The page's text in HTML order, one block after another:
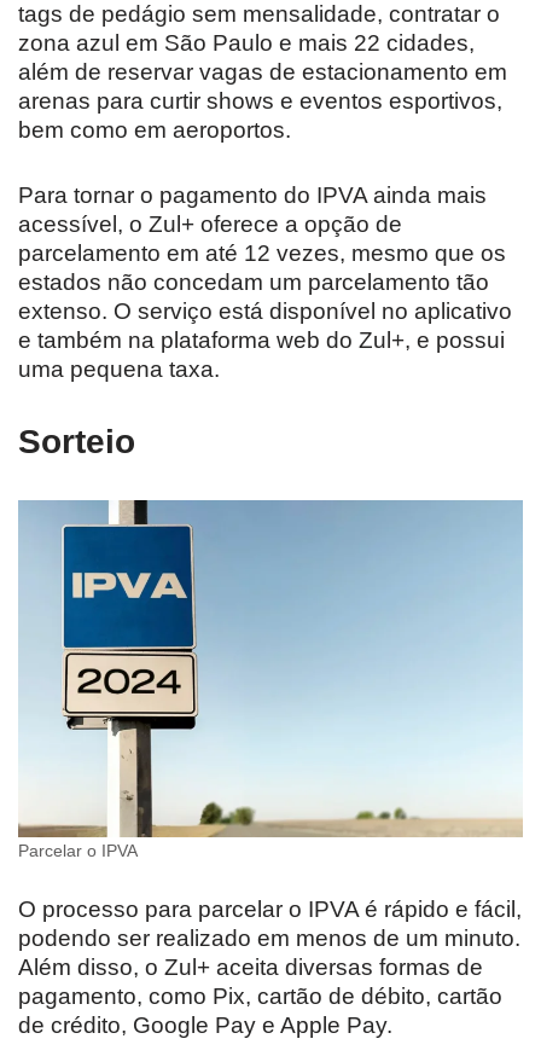
tags de pedágio sem mensalidade, contratar o
zona azul em São Paulo e mais 22 cidades,
além de reservar vagas de estacionamento em
arenas para curtir shows e eventos esportivos,
bem como em aeroportos.
Para tornar o pagamento do IPVA ainda mais
acessível, o Zul+ oferece a opção de
parcelamento em até 12 vezes, mesmo que os
estados não concedam um parcelamento tão
extenso. O serviço está disponível no aplicativo
e também na plataforma web do Zul+, e possui
uma pequena taxa.
Sorteio
Parcelar o IPVA
O processo para parcelar o IPVA é rápido e fácil,
podendo ser realizado em menos de um minuto.
Além disso, o Zul+ aceita diversas formas de
pagamento, como Pix, cartão de débito, cartão
de crédito, Google Pay e Apple Pay.